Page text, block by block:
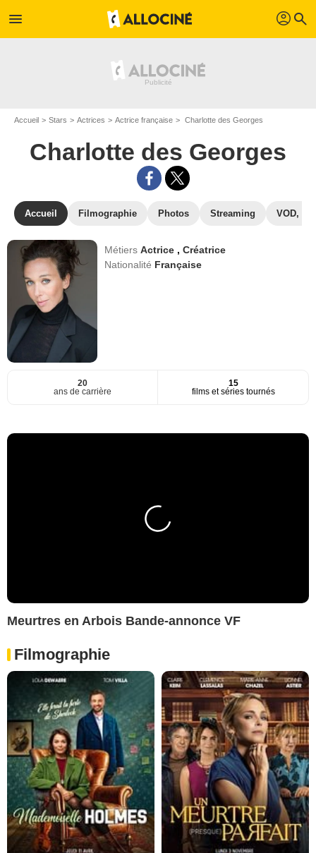
menu profil search
Accueil Stars Actrices Actrice française Charlotte des Georges
Charlotte des Georges
Accueil Filmographie Photos Streaming VOD,
MétiersActrice ,Créatrice
Nationalité Française
20
ans de carrière
15
films et séries tournés
Meurtres en Arbois Bande-annonce VF
Filmographie